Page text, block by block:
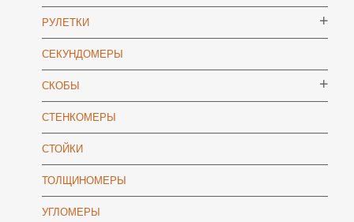
РУЛЕТКИ
СЕКУНДОМЕРЫ
СКОБЫ
СТЕНКОМЕРЫ
СТОЙКИ
ТОЛЩИНОМЕРЫ
УГЛОМЕРЫ